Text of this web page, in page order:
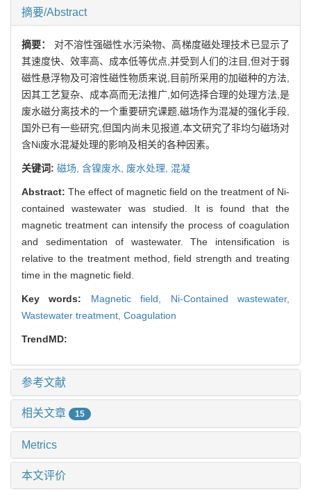
摘要/Abstract
摘要： 对不溶性强磁性水污染物、高梯度磁处理技术已显示了
其速度快、效率高、成本低等优点,并受到人们的注目,但对于弱
磁性悬浮物及可溶性磁性物质来说,目前所采用的加磁种的方法,
因其工艺复杂、成本高而无法推广,如何选择合理的处理方法,是
废水磁分离技术的一个重要研究课题,磁场作为混凝的强化手段,
国外已有一些研究,但国内尚未见报道,本文研究了非均匀磁场对
含Ni废水混凝处理的影响及相关的各种因素。
关键词: 磁场, 含镍废水, 废水处理, 混凝
Abstract: The effect of magnetic field on the treatment of Ni-
contained wastewater was studied. It is found that the
magnetic treatment can intensify the process of coagulation
and sedimentation of wastewater. The intensification is
relative to the treatment method, field strength and treating
time in the magnetic field.
Key words: Magnetic field, Ni-Contained wastewater,
Wastewater treatment, Coagulation
TrendMD:
参考文献
相关文章 15
Metrics
本文评价